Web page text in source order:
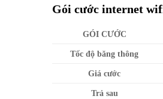
Gói cước internet
GÓI CƯỚC
Tốc độ băng thông
Giá cước
Trả sau